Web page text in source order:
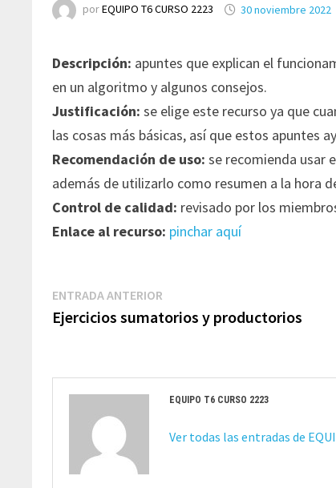
porEQUIPO T6 CURSO 2223 30 noviembre 2022
Descripción: apuntes que explican el
en un algoritmo y algunos consejos.
Justificación: se elige este recurso ya que
las cosas más básicas, así que estos apuntes
Recomendación de uso: se recomienda usar
además de utilizarlo como resumen a la hora
Control de calidad: revisado por los
Enlace al recurso: pinchar aquí
Navegación
entradas
ENTRADA ANTERIOR
anterior:
Ejercicios sumatorios y productorios
EQUIPO T6 CURSO 2223
Ver todas las entradas de